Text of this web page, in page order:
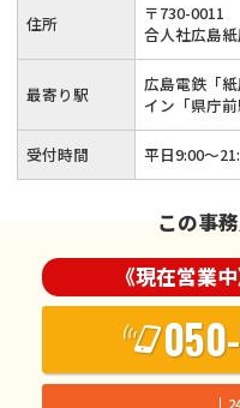
住所 〒730-0011
合人社広島
最寄り駅
広島電鉄「
イン「県庁
受付時間 平日9:00～
この事
《現在営業